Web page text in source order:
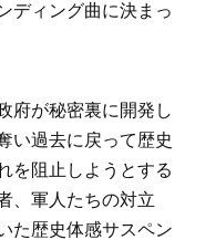
ディング曲に決まっ
府が秘密裏に開発し
い過去に戻って歴史
を阻止しようとする
、軍人たちの対立
た歴史体感サスペン